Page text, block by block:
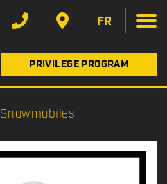
FR
PRIVILEGE PROGRAM
Snowmobiles